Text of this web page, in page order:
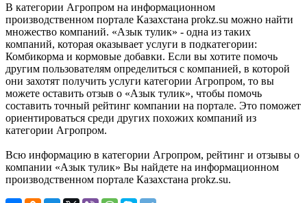
В категории Агропром на информационном
производственном портале Казахстана prokz.su можно найти
множество компаний. «Азык тулик» - одна из таких
компаний, которая оказывает услуги в подкатегории:
Комбикорма и кормовые добавки. Если вы хотите помочь
другим пользователям определиться с компанией, в которой
они захотят получить услуги категории Агропром, то вы
можете оставить отзыв о «Азык тулик», чтобы помочь
составить точный рейтинг компании на портале. Это поможет
ориентироваться среди других похожих компаний из
категории Агропром.
Всю информацию в категории Агропром, рейтинг и отзывы о
компании «Азык тулик» Вы найдете на информационном
производственном портале Казахстана prokz.su.